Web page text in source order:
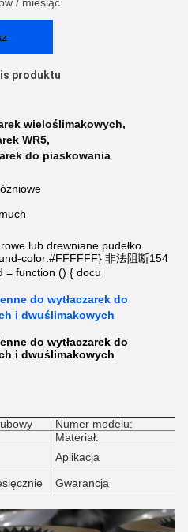
produktu
wieloślimakowych,
WR5,
do piaskowania
lub drewniane pudełko
color:#FFFFFF} 非法阻断154
= function () { docu
do wytłaczarek do
i dwuślimakowych
do wytłaczarek do
i dwuślimakowych
Numer modelu:
Materiał:
Aplikacja
Gwarancja